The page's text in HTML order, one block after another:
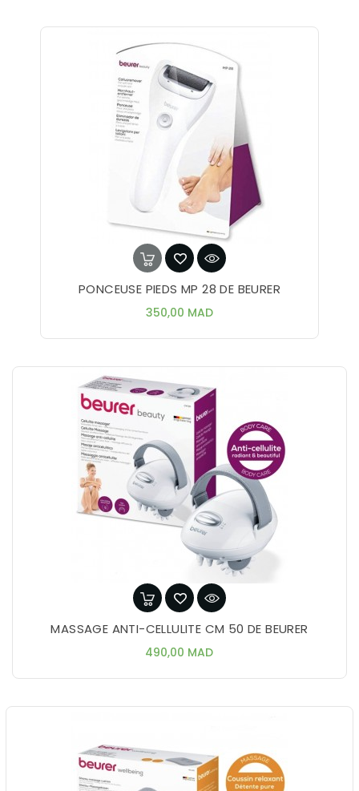
PONCEUSE PIEDS MP 28 DE BEURER
350,00 MADPrix
MASSAGE ANTI-CELLULITE CM 50 DE BEURER
490,00 MADPrix